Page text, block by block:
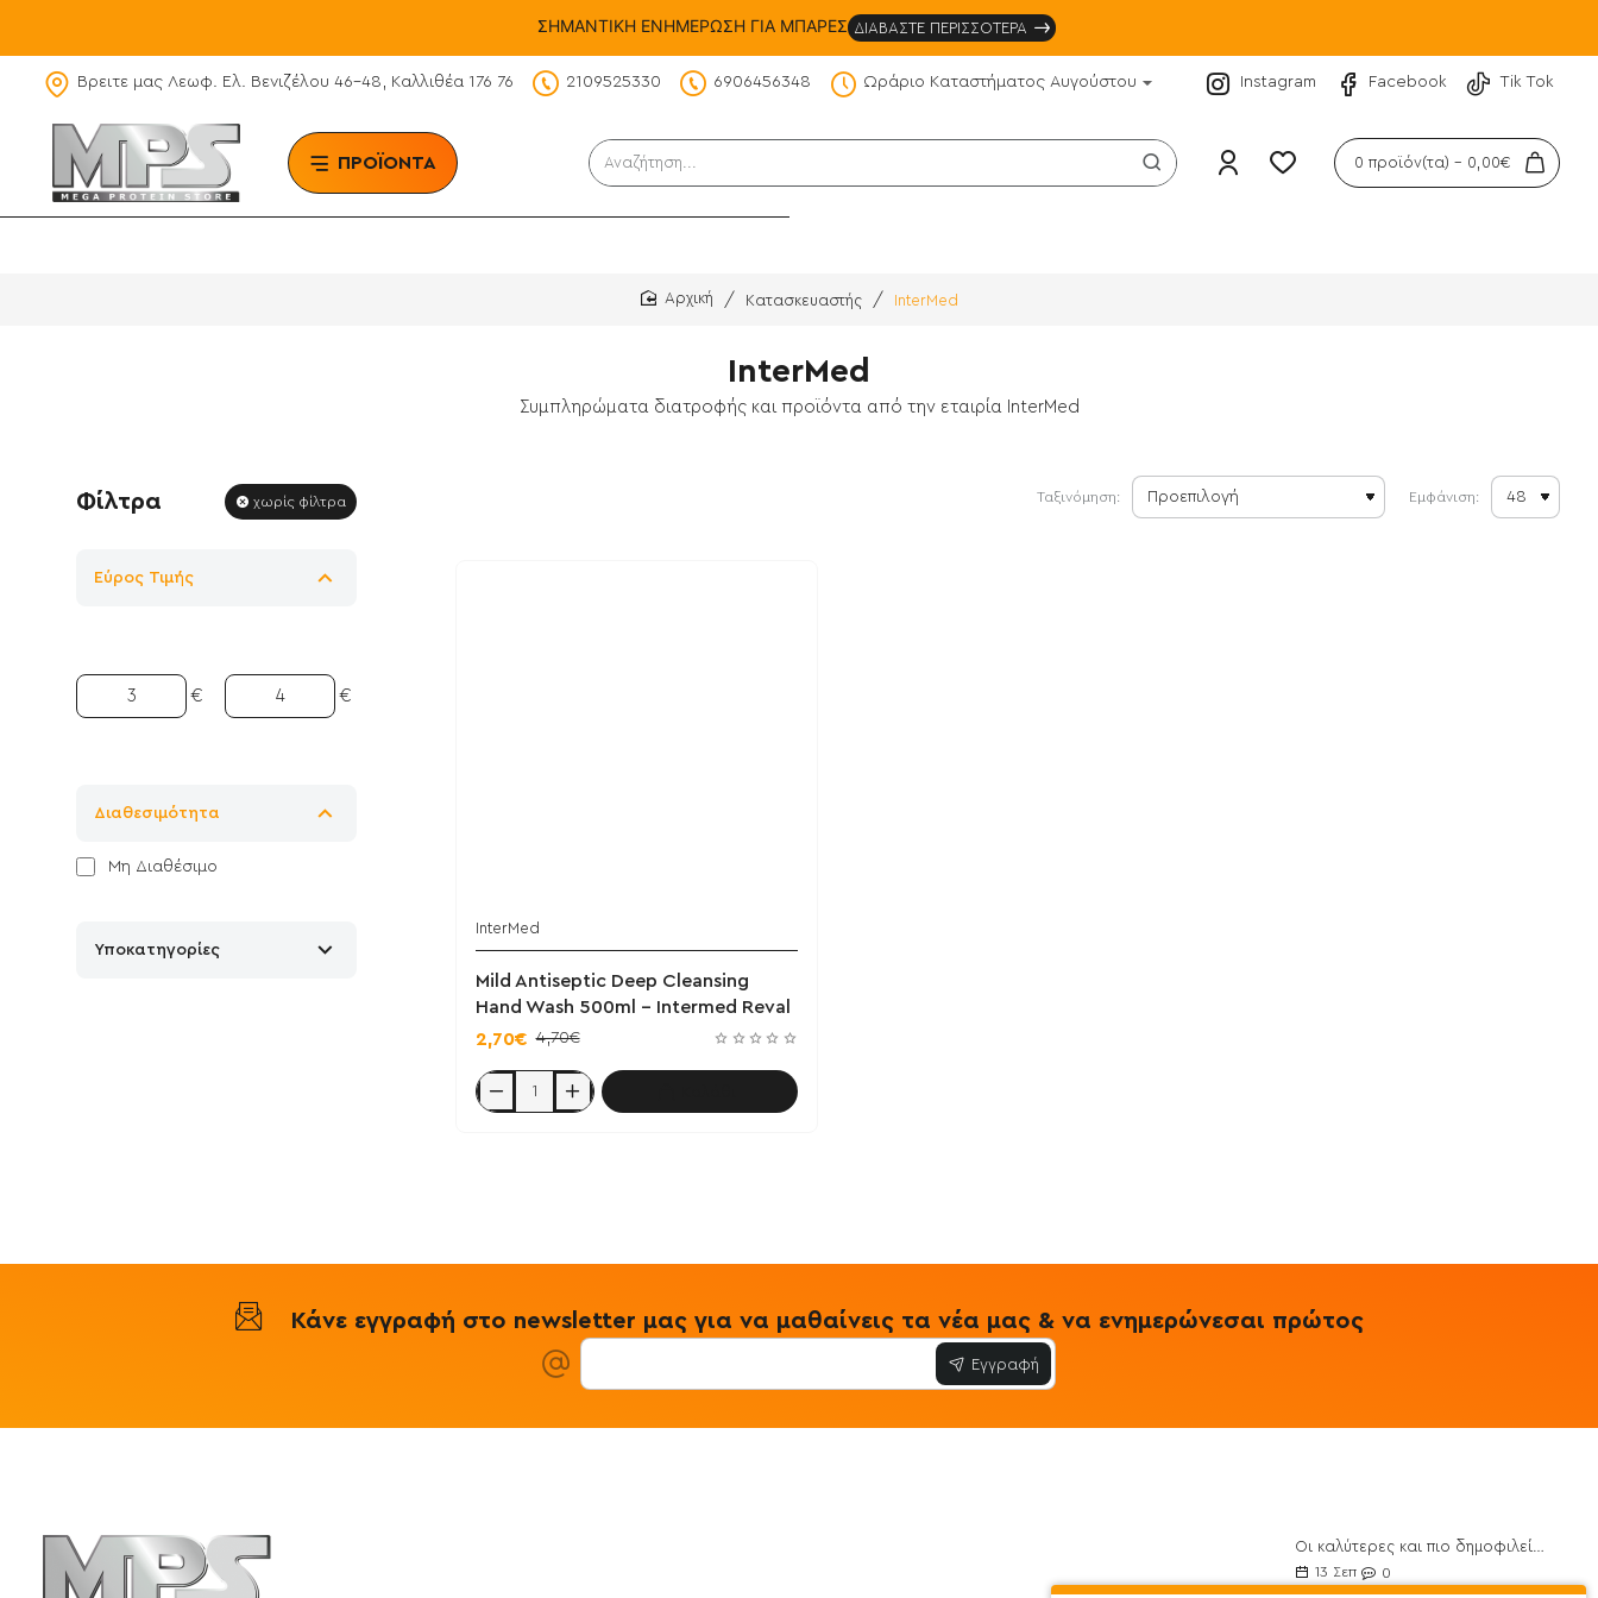
ΣΗΜΑΝΤΙΚΗ ΕΝΗΜΕΡΩΣΗ ΓΙΑ ΜΠΑΡΕΣ ΔΙΑΒΑΣΤΕ ΠΕΡΙΣΣΟΤΕΡΑ
Βρειτε μας Λεωφ. Ελ. Βενιζέλου 46-48, Καλλιθέα 176 76 2109525330 6906456348 Ωράριο Καταστήματος Αυγούστου Instagram Facebook Tik Tok
ΠΡΟΪΟΝΤΑ Αναζήτηση... 0 προϊόν(τα) - 0,00€
InterMed
Συμπληρώματα διατροφής και προϊόντα από την εταιρία InterMed
Κατασκευαστής InterMed
Φίλτρα χωρίς φίλτρα
Εύρος Τιμής
€ €
Διαθεσιμότητα
Μη Διαθέσιμο
Υποκατηγορίες
Ταξινόμηση: Εμφάνιση:
InterMed
Mild Antiseptic Deep Cleansing
Hand Wash 500ml - Intermed Reval
2,70€ 4,70€
Mild
Antiseptic
Κάνε εγγραφή στο newsletter μας για να μαθαίνεις τα νέα μας & να ενημερώνεσαι πρώτος
Εγγραφή
13 Σεπ 0